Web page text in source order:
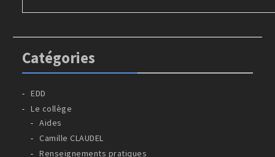
Catégories
EDD
Le collège
Aides
Camille CLAUDEL
Renseignements pratiques